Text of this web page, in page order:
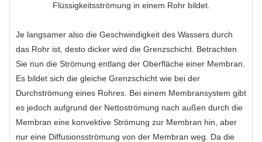
Flüssigkeitsströmung in einem Rohr bildet.
Je langsamer also die Geschwindigkeit des Wassers durch
das Rohr ist, desto dicker wird die Grenzschicht. Betrachten
Sie nun die Strömung entlang der Oberfläche einer Membran.
Es bildet sich die gleiche Grenzschicht wie bei der
Durchströmung eines Rohres. Bei einem Membransystem gibt
es jedoch aufgrund der Nettoströmung nach außen durch die
Membran eine konvektive Strömung zur Membran hin, aber
nur eine Diffusionsströmung von der Membran weg. Da die